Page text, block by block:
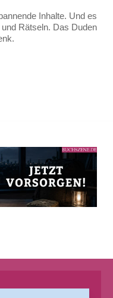
Inhalte. Und es
Rätseln. Das Duden